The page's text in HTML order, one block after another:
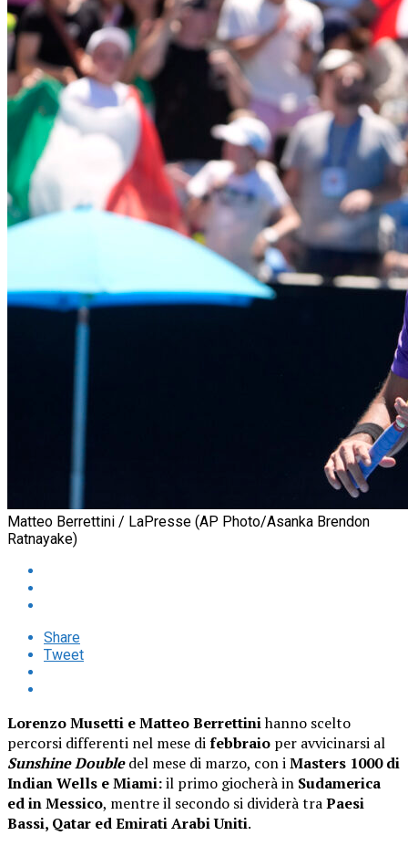
Matteo Berrettini / LaPresse (AP Photo/Asanka Brendon
Ratnayake)
Share
Tweet
Lorenzo Musetti e Matteo Berrettinihanno scelto
percorsi differenti nel mese difebbraio per avvicinarsi al
Sunshine Doubledel mese di marzo, con iMasters 1000 di
Indian Wells e Miami:il primo giocherà in Sudamerica
ed in Messico, mentre il secondo si dividerà traPaesi
Bassi, Qatar ed Emirati Arabi Uniti.